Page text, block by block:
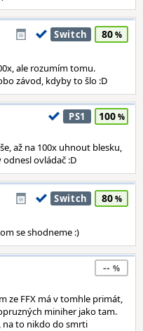
Switch 80
ale rozumím tomu.
závod, kdyby to šlo :D
PS1 100
až na 100x uhnout blesku,
ovládač :D
Switch 80
se shodneme :)
--
ze FFX má v tomhle primát,
miniher jako tam.
na to nikdo do smrti